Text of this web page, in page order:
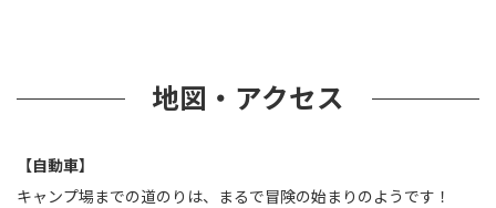
地図・アクセス
【自動車】
キャンプ場までの道のりは、まるで冒険の始まりのようです！